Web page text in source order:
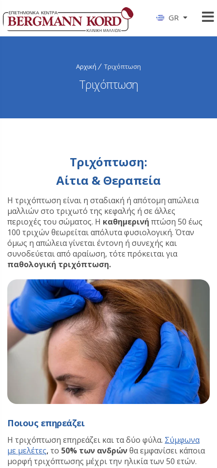
GR
Αρχική Τριχόπτωση
Τριχόπτωση
Τριχόπτωση:
Αίτια & Θεραπεία
Η τριχόπτωση είναι η σταδιακή ή απότομη απώλεια
μαλλιών στο τριχωτό της κεφαλής ή σε άλλες
περιοχές του σώματος. Η καθημερινή πτώση 50 έως
100 τριχών θεωρείται απόλυτα φυσιολογική. Όταν
όμως η απώλεια γίνεται έντονη ή συνεχής και
συνοδεύεται από αραίωση, τότε πρόκειται για
παθολογική τριχόπτωση.
Ποιους επηρεάζει
Η τριχόπτωση επηρεάζει και τα δύο φύλα. Σύμφωνα
με μελέτες, το 50% των ανδρώνθα εμφανίσει κάποια
μορφή τριχόπτωσης μέχρι την ηλικία των 50 ετών.